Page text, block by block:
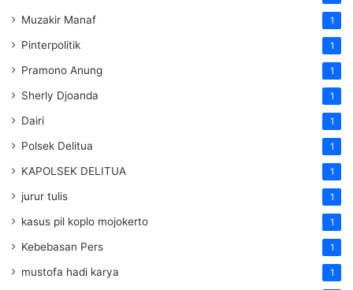
Muzakir Manaf 1
Pinterpolitik 1
Pramono Anung 1
Sherly Djoanda 1
Dairi 1
Polsek Delitua 1
KAPOLSEK DELITUA 1
jurur tulis 1
kasus pil koplo mojokerto 1
Kebebasan Pers 1
mustofa hadi karya 1